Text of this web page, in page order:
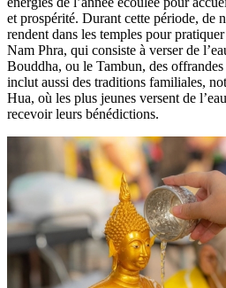
et prospérité. Durant cette période, de
rendent dans les temples pour
Nam Phra, qui consiste à verser de
Bouddha, ou le Tambun, des
inclut aussi des traditions familiales,
Hua, où les plus jeunes versent de
recevoir leurs bénédictions.